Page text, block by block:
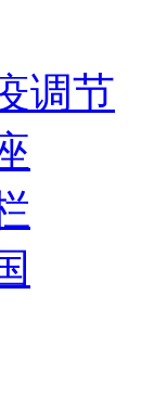
调节